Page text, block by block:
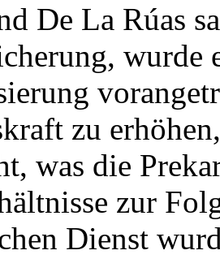
De La Rúas
wurde
zu
was die
zur
Dienst